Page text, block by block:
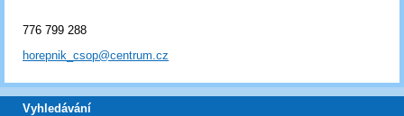
776 799 288
horepnik_csop@centrum.cz
Vyhledávání